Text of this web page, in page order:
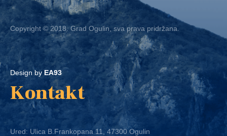
Copyright © 2018. Grad Ogulin, sva prava pridržana.
Design by EA93
Kontakt
Ured: Ulica B.Frankopana 11, 47300 Ogulin